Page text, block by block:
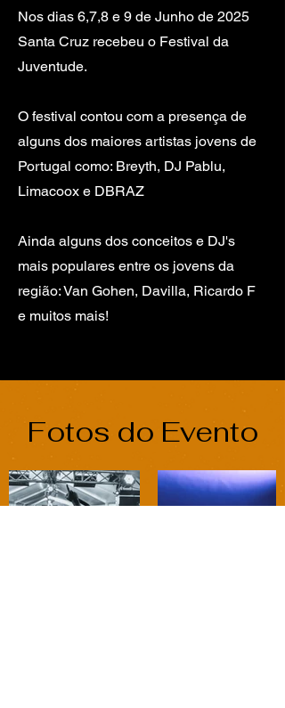
Nos dias 6,7,8 e 9 de Junho de 2025
Santa Cruz recebeu o Festival da
Juventude.
O festival contou com a presença de
alguns dos maiores artistas jovens de
Portugal como: Breyth, DJ Pablu,
Limacoox e DBRAZ
Ainda alguns dos conceitos e DJ's
mais populares entre os jovens da
região: Van Gohen, Davilla, Ricardo F
e muitos mais!
Fotos do Evento